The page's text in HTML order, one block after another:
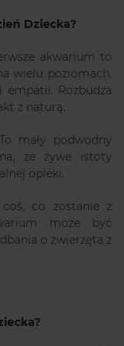
Dziecka?
akwarium to
wielu poziomach.
Rozbudza
z naturą.
mały podwodny
że żywe istoty
opieki.
co zostanie z
może być
o zwierzęta z